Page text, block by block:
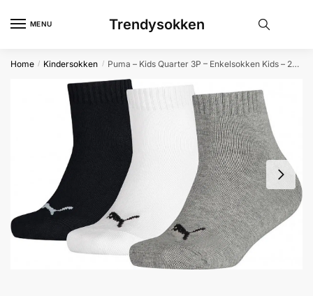
MENU Trendysokken
Home / Kindersokken / Puma – Kids Quarter 3P – Enkelsokken Kids – 23 – 26 – Grijs